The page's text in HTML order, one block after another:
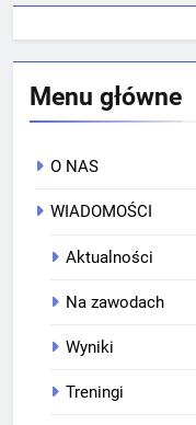
Menu główne
O NAS
WIADOMOŚCI
Aktualności
Na zawodach
Wyniki
Treningi